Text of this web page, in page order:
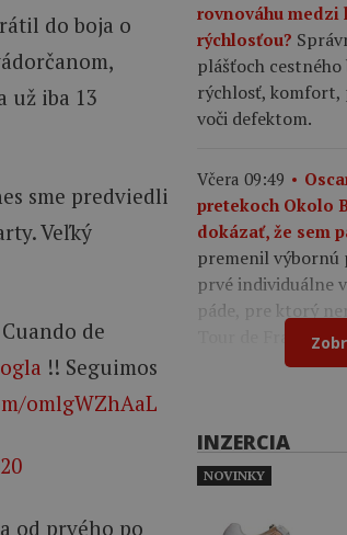
do boja o
už iba 13
sme predviedli
Veľký
Cuando de
!! Seguimos
omlgWZhAaL
od prvého po
rovnováhu medzi
rýchlosťou?
plášťoch
rýchlosť, komfort,
voči defektom.
Včera 09:49
pretekoch Okolo
dokázať, že sem
premenil výbornú
prvé individuálne
páde, pre ktorý
Tour de France.
INZERCIA
NOVINKY